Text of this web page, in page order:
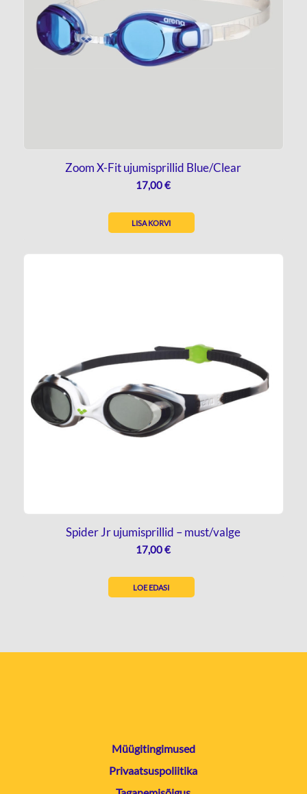
Zoom X-Fit ujumisprillid Blue/Clear
17,00€
LISA KORVI
Spider Jr ujumisprillid – must/valge
17,00€
LOE EDASI
Müügitingimused
Privaatsuspoliitika